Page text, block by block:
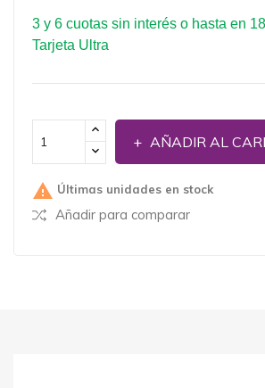
3 y 6 cuotas sin interés o hasta en
Tarjeta Ultra
AÑADIR AL
 Últimas unidades en stock
Añadir para comparar